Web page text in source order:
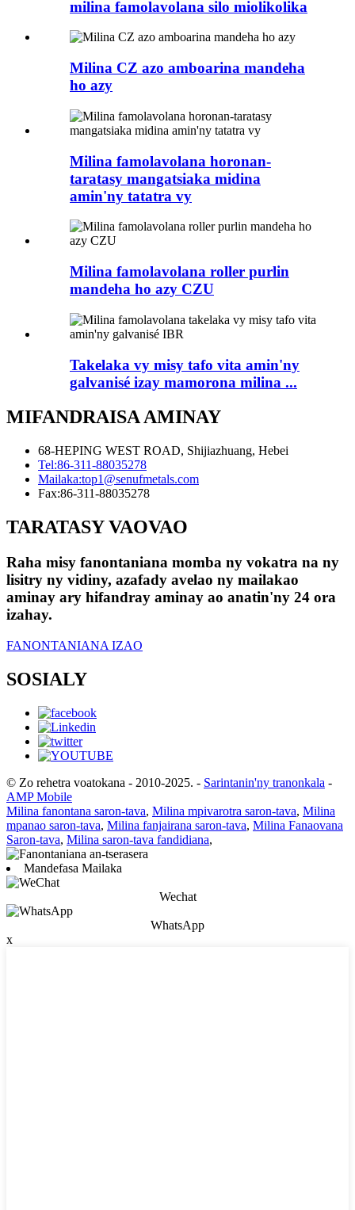
milina famolavolana silo miolikolika
Milina CZ azo amboarina mandeha
ho azy
Milina famolavolana horonan-
taratasy mangatsiaka midina
amin'ny tatatra vy
Milina famolavolana roller purlin
mandeha ho azy CZU
Takelaka vy misy tafo vita amin'ny
galvanisé izay mamorona milina ...
MIFANDRAISA AMINAY
68-HEPING WEST ROAD, Shijiazhuang, Hebei
Tel:86-311-88035278
Mailaka:top1@senufmetals.com
Fax:86-311-88035278
TARATASY VAOVAO
Raha misy fanontaniana momba ny vokatra na ny
lisitry ny vidiny, azafady avelao ny mailakao
aminay ary hifandray aminay ao anatin'ny 24 ora
izahay.
FANONTANIANA IZAO
SOSIALY
© Zo rehetra voatokana - 2010-2025. - Sarintanin'ny tranonkala -
AMP Mobile
Milina fanontana saron-tava, Milina mpivarotra saron-tava, Milina
mpanao saron-tava, Milina fanjairana saron-tava, Milina Fanaovana
Saron-tava, Milina saron-tava fandidiana,
Mandefasa Mailaka
Wechat
WhatsApp
x